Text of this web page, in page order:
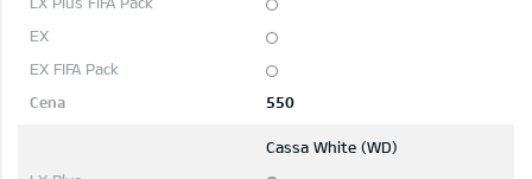
550
Cassa White (WD)